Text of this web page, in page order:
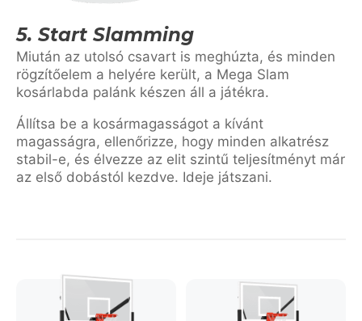
5. Start Slamming
Miután az utolsó csavart is meghúzta, és minden
rögzítőelem a helyére került, a Mega Slam
kosárlabda palánk készen áll a játékra.
Állítsa be a kosármagasságot a kívánt
magasságra, ellenőrizze, hogy minden alkatrész
stabil-e, és élvezze az elit szintű teljesítményt már
az első dobástól kezdve. Ideje játszani.